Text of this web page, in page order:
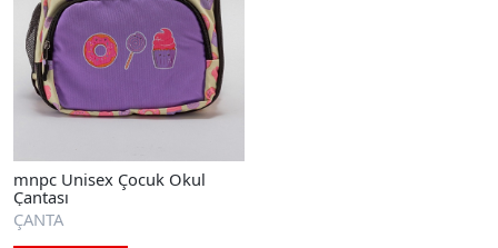
mnpc Unisex Çocuk Okul
Çantası
ÇANTA